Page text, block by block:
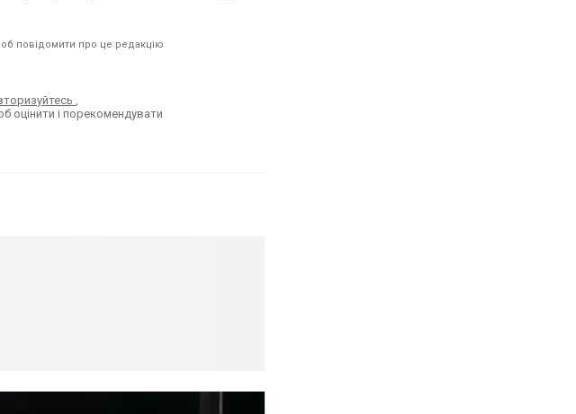
повідомити про це редакцію
оцінити і порекомендувати